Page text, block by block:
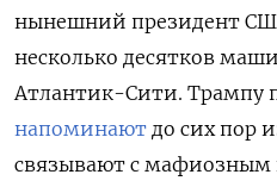
нынешний президент
несколько десятков
Атлантик-Сити. Трампу
напоминают до сих пор
связывают с мафиозным